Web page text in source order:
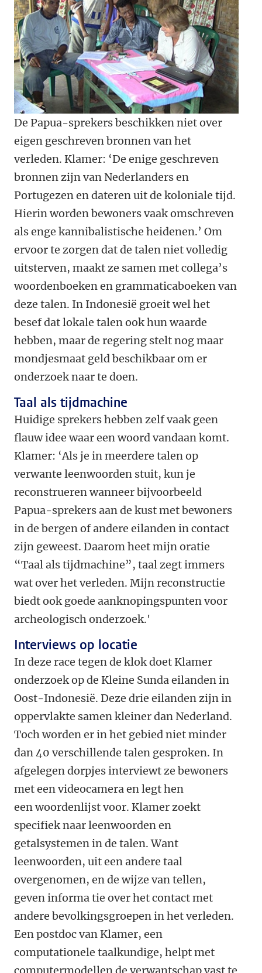
De Papua-sprekers beschikken niet over
eigen geschreven bronnen van het
verleden. Klamer: ‘De enige geschreven
bronnen zijn van Nederlanders en
Portugezen en dateren uit de koloniale tijd.
Hierin worden bewoners vaak omschreven
als enge kannibalistische heidenen.’ Om
ervoor te zorgen dat de talen niet volledig
uitsterven, maakt ze samen met collega’s
woordenboeken en grammaticaboeken van
deze talen. In Indonesië groeit wel het
besef dat lokale talen ook hun waarde
hebben, maar de regering stelt nog maar
mondjesmaat geld beschikbaar om er
onderzoek naar te doen.
Taal als tijdmachine
Huidige sprekers hebben zelf vaak geen
flauw idee waar een woord vandaan komt.
Klamer: ‘Als je in meerdere talen op
verwante leenwoorden stuit, kun je
reconstrueren wanneer bijvoorbeeld
Papua-sprekers aan de kust met bewoners
in de bergen of andere eilanden in contact
zijn geweest. Daarom heet mijn oratie
“Taal als tijdmachine”, taal zegt immers
wat over het verleden. Mijn reconstructie
biedt ook goede aanknopingspunten voor
archeologisch onderzoek.'
Interviews op locatie
In deze race tegen de klok doet Klamer
onderzoek op de Kleine Sunda eilanden in
Oost-Indonesië. Deze drie eilanden zijn in
oppervlakte samen kleiner dan Nederland.
Toch worden er in het gebied niet minder
dan 40 verschillende talen gesproken. In
afgelegen dorpjes interviewt ze bewoners
met een videocamera en legt hen
een woordenlijst voor. Klamer zoekt
specifiek naar leenwoorden en
getalsystemen in de talen. Want
leenwoorden, uit een andere taal
overgenomen, en de wijze van tellen,
geven informa tie over het contact met
andere bevolkingsgroepen in het verleden.
Een postdoc van Klamer, een
computationele taalkundige, helpt met